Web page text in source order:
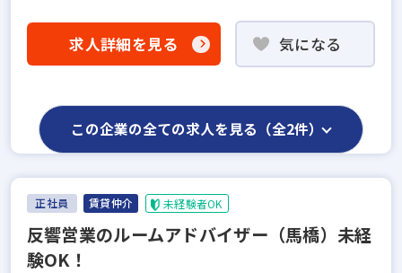
求人詳細を見る 気になる
この企業の全ての求人を見る（全2件）
正社員 賃貸仲介 未経験者OK
反響営業のルームアドバイザー（馬橋）未経
験OK！